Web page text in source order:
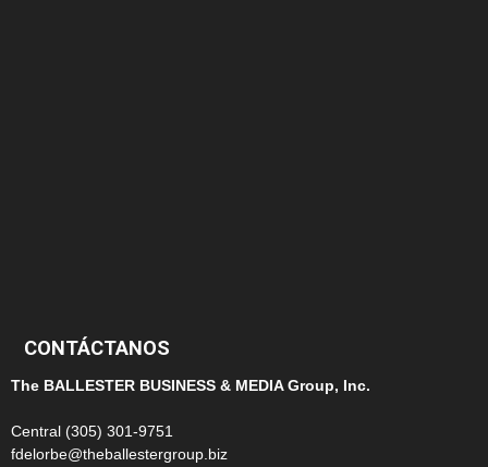
CONTÁCTANOS
The BALLESTER BUSINESS & MEDIA Group, Inc.
Central (305) 301-9751
fdelorbe@theballestergroup.biz